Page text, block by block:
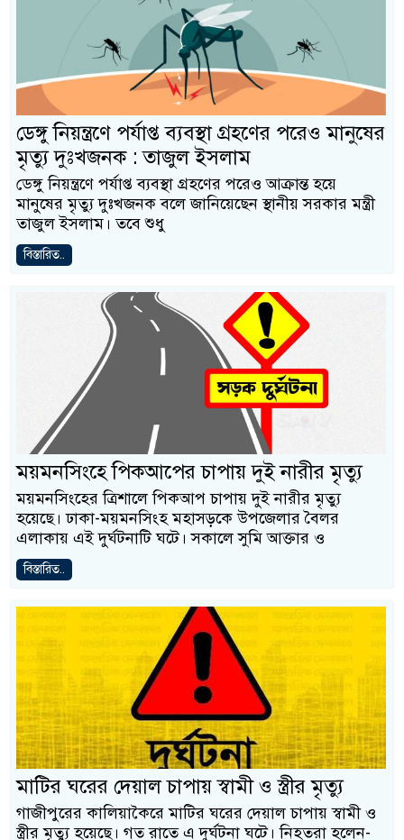
ডেঙ্গু নিয়ন্ত্রণে পর্যাপ্ত ব্যবস্থা গ্রহণের পরেও মানুষের
মৃত্যু দুঃখজনক : তাজুল ইসলাম
ডেঙ্গু নিয়ন্ত্রণে পর্যাপ্ত ব্যবস্থা গ্রহণের পরেও আক্রান্ত হয়ে
মানুষের মৃত্যু দুঃখজনক বলে জানিয়েছেন স্থানীয় সরকার মন্ত্রী
তাজুল ইসলাম। তবে শুধু
বিস্তারিত..
ময়মনসিংহে পিকআপের চাপায় দুই নারীর মৃত্যু
ময়মনসিংহের ত্রিশালে পিকআপ চাপায় দুই নারীর মৃত্যু
হয়েছে। ঢাকা-ময়মনসিংহ মহাসড়কে উপজেলার বৈলর
এলাকায় এই দুর্ঘটনাটি ঘটে। সকালে সুমি আক্তার ও
বিস্তারিত..
মাটির ঘরের দেয়াল চাপায় স্বামী ও স্ত্রীর মৃত্যু
গাজীপুরের কালিয়াকৈরে মাটির ঘরের দেয়াল চাপায় স্বামী ও
স্ত্রীর মৃত্যু হয়েছে। গত রাতে এ দুর্ঘটনা ঘটে। নিহতরা হলেন-